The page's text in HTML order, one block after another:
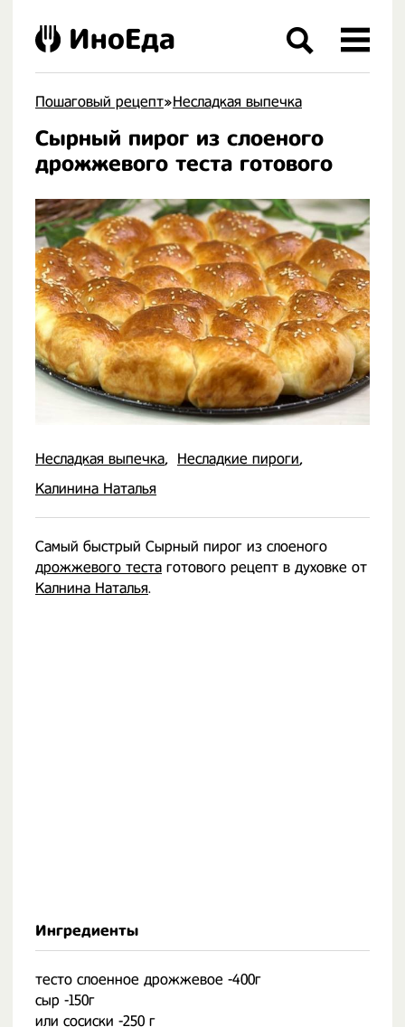
Пошаговый рецепт»Несладкая выпечка
Сырный пирог из слоеного
дрожжевого теста готового
Несладкая выпечка
Несладкие пироги
Калинина Наталья
Самый быстрый Сырный пирог из слоеного
дрожжевого теста готового рецепт в духовке от
Калнина Наталья.
Ингредиенты
тесто слоенное дрожжевое -400г
сыр -150г
или сосиски -250 г
ИноЕда